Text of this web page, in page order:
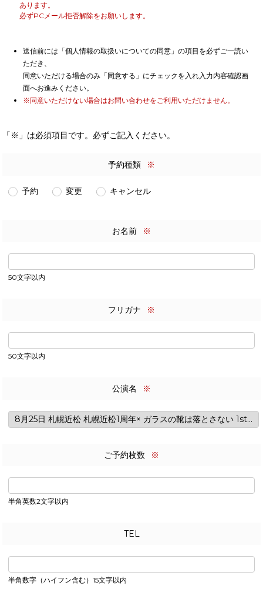
あります。
必ずPCメール拒否解除をお願いします。
送信前には「個人情報の取扱いについての同意」の項目を必ずご一読い
ただき、
同意いただける場合のみ「同意する」にチェックを入れ入力内容確認画
面へお進みください。
※同意いただけない場合はお問い合わせをご利用いただけません。
「※」は必須項目です。必ずご記入ください。
予約種類 ※
予約 変更 キャンセル
お名前 ※
50文字以内
フリガナ ※
50文字以内
公演名 ※
ご予約枚数 ※
半角英数2文字以内
TEL
半角数字（ハイフン含む）15文字以内